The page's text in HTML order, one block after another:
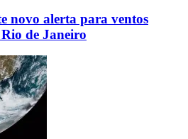
novo alerta para ventos
de Janeiro